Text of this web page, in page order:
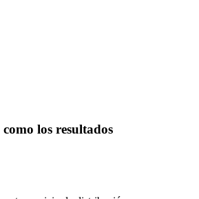
los resultados